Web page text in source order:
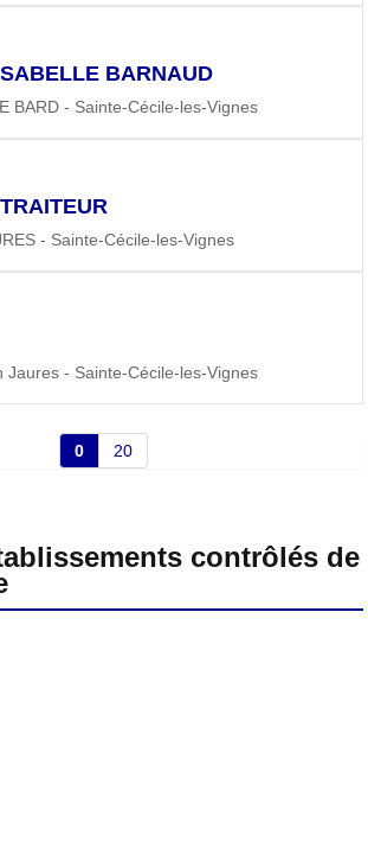
BARNAUD
BARD - Sainte-Cécile-les-Vignes
- Sainte-Cécile-les-Vignes
- Sainte-Cécile-les-Vignes
0 20
contrôlés de